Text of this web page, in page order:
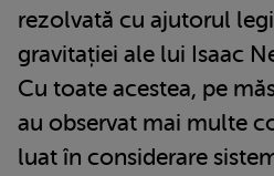
rezolvată cu ajutorul
gravitației ale lui Isaac
Cu toate acestea, pe
au observat mai multe
luat în considerare